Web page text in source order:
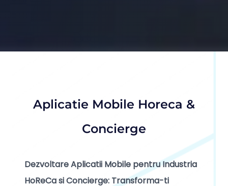
Aplicatie Mobile Horeca &
Concierge
Dezvoltare Aplicatii Mobile pentru Industria
HoReCa si Concierge: Transforma-ti